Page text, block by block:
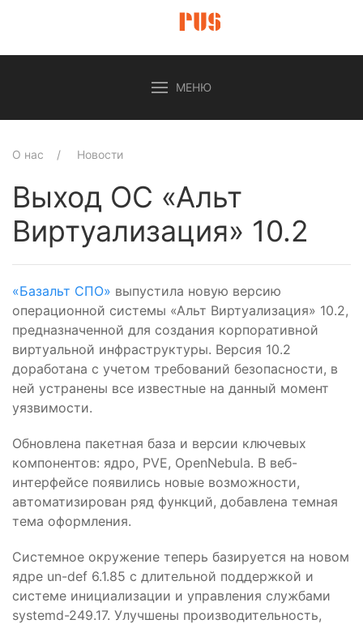
МЕНЮ
О нас Новости
Выход ОС «Альт
Виртуализация» 10.2
«Базальт СПО» выпустила новую версию
операционной системы «Альт Виртуализация» 10.2,
предназначенной для создания корпоративной
виртуальной инфраструктуры. Версия 10.2
доработана с учетом требований безопасности, в
ней устранены все известные на данный момент
уязвимости.
Обновлена пакетная база и версии ключевых
компонентов: ядро, PVE, OpenNebula. В веб-
интерфейсе появились новые возможности,
автоматизирован ряд функций, добавлена темная
тема оформления.
Системное окружение теперь базируется на новом
ядре un-def 6.1.85 с длительной поддержкой и
системе инициализации и управления службами
systemd-249.17. Улучшены производительность,